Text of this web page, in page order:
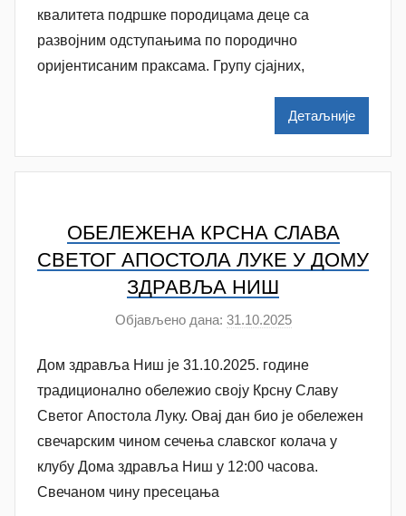
n
e
k
i
ć
квалитета подршке породицама деце са
развојним одступањима по породично
оријентисаним праксама. Групу сјајних,
Детаљније
ОБЕЛЕЖЕНА КРСНА СЛАВА
СВЕТОГ АПОСТОЛА ЛУКЕ У ДОМУ
ЗДРАВЉА НИШ
Објављено дана: 31.10.2025а
т
о
р
A
n
Дом здравља Ниш је 31.10.2025. године
традиционално обележио своју Крсну Славу
Светог Апостола Луку. Овај дан био је обележен
свечарским чином сечења славског колача у
клубу Дома здравља Ниш у 12:00 часова.
Свечаном чину пресецања